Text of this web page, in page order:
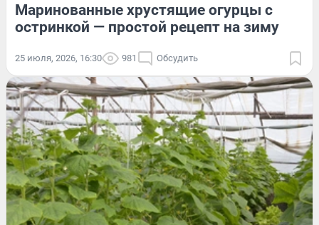
Маринованные хрустящие огурцы с
остринкой — простой рецепт на зиму
25 июля, 2026, 16:30 981 Обсудить